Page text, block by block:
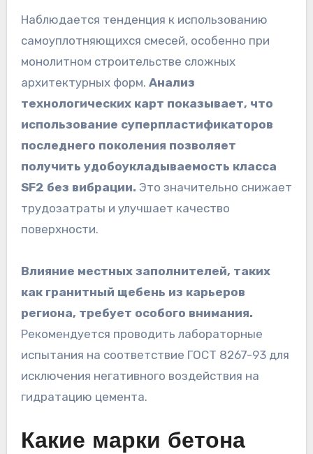
Наблюдается тенденция к использованию
самоуплотняющихся смесей, особенно при
монолитном строительстве сложных
архитектурных форм. Анализ
технологических карт показывает, что
использование суперпластификаторов
последнего поколения позволяет
получить удобоукладываемость класса
SF2 без вибрации. Это значительно снижает
трудозатраты и улучшает качество
поверхности.
Влияние местных заполнителей, таких
как гранитный щебень из карьеров
региона, требует особого внимания.
Рекомендуется проводить лабораторные
испытания на соответствие ГОСТ 8267-93 для
исключения негативного воздействия на
гидратацию цемента.
Какие марки бетона